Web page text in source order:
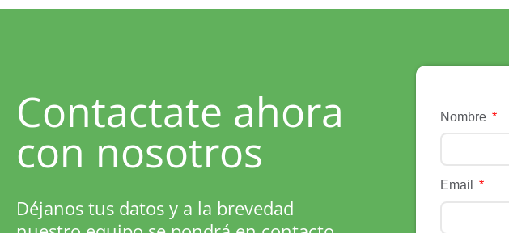
Contactate ahora
con nosotros
Déjanos tus datos y a la brevedad
Nombre
Email